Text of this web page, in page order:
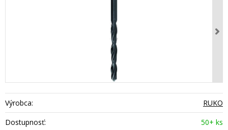
Výrobca:
RUKO
Dostupnosť:
50+ ks